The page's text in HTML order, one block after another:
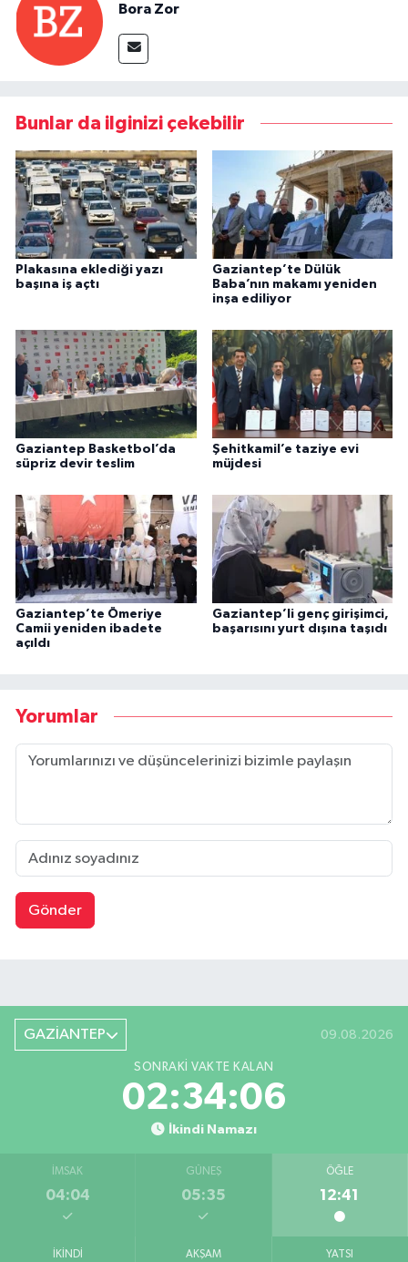
Bora Zor
Bunlar da ilginizi çekebilir
Plakasına eklediği yazı
başına iş açtı
Gaziantep’te Dülük
Baba’nın makamı yeniden
inşa ediliyor
Gaziantep Basketbol’da
süpriz devir teslim
Şehitkamil’e taziye evi
müjdesi
Gaziantep’te Ömeriye
Camii yeniden ibadete
açıldı
Gaziantep’li genç girişimci,
başarısını yurt dışına taşıdı
Yorumlar
Gönder
GAZİANTEP 09.08.2026
SONRAKI VAKTE KALAN
02:34:05
İkindi Namazı
İMSAK
04:04
GÜNEŞ
05:35
ÖĞLE
12:41
İKINDI AKŞAM YATSI